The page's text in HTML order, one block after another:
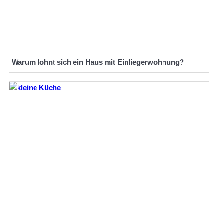
Warum lohnt sich ein Haus mit Einliegerwohnung?